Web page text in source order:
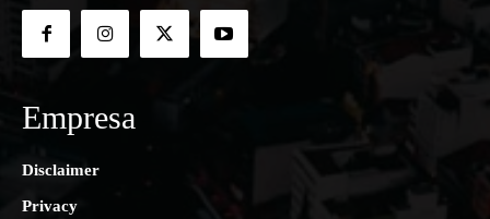
Empresa
Disclaimer
Privacy